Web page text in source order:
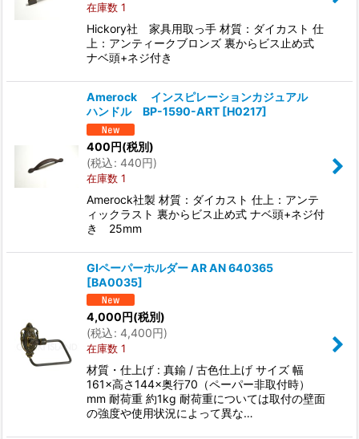
在庫数 1
Hickory社 家具用取っ手 材質：ダイカスト 仕
上：アンティークブロンズ 裏からビス止め式
ナベ頭+ネジ付き
Amerock インスピレーションカジュアル
ハンドル BP-1590-ART [H0217]
400円(税別)
(税込: 440円)
在庫数 1
Amerock社製 材質：ダイカスト 仕上：アンテ
ィックラスト 裏からビス止め式 ナベ頭+ネジ付
き 25mm
GIペーパーホルダー AR AN 640365
[BA0035]
4,000円(税別)
(税込: 4,400円)
在庫数 1
材質・仕上げ : 真鍮 / 古色仕上げ サイズ 幅
161×高さ144×奥行70（ペーパー非取付時）
mm 耐荷重 約1kg 耐荷重については取付の壁面
の強度や使用状況によって異な…